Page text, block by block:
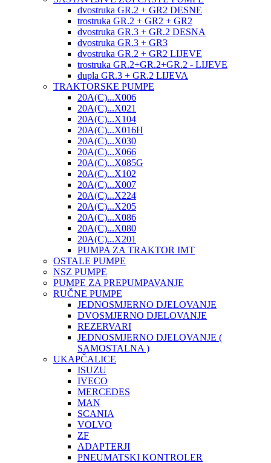
dvostruka GR.2 + GR2 DESNE
trostruka GR.2 + GR2 + GR2
dvostruka GR.3 + GR.2 DESNA
dvostruka GR.3 + GR3
dvostruka GR.2 + GR2 LIJEVE
trostruka GR.2+GR.2+GR.2 - LIJEVE
dupla GR.3 + GR.2 LIJEVA
TRAKTORSKE PUMPE
20A(C)...X006
20A(C)...X021
20A(C)...X104
20A(C)...X016H
20A(C)...X030
20A(C)...X066
20A(C)...X085G
20A(C)...X102
20A(C)...X007
20A(C)...X224
20A(C)...X205
20A(C)...X086
20A(C)...X080
20A(C)...X201
PUMPA ZA TRAKTOR IMT
OSTALE PUMPE
NSZ PUMPE
PUMPE ZA PREPUMPAVANJE
RUČNE PUMPE
JEDNOSMJERNO DJELOVANJE
DVOSMJERNO DJELOVANJE
REZERVARI
JEDNOSMJERNO DJELOVANJE (
SAMOSTALNA )
UKAPČALICE
ISUZU
IVECO
MERCEDES
MAN
SCANIA
VOLVO
ZF
ADAPTERJI
PNEUMATSKI KONTROLER